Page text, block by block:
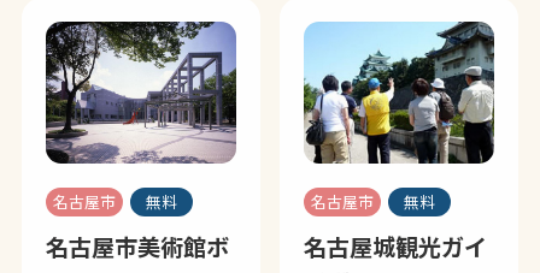
名古屋市 無料
名古屋市美術館ボ
名古屋市 無料
名古屋城観光ガイ